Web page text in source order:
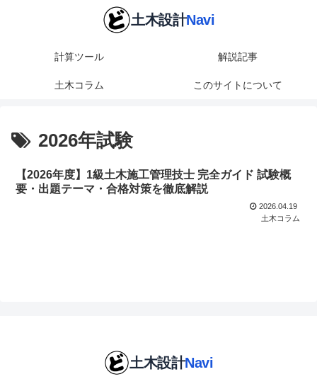
計算ツール 解説記事
土木コラム このサイトについて
2026年試験
【2026年度】1級土木施工管理技士 完全ガイド 試験概
要・出題テーマ・合格対策を徹底解説
2026.04.19
土木コラム